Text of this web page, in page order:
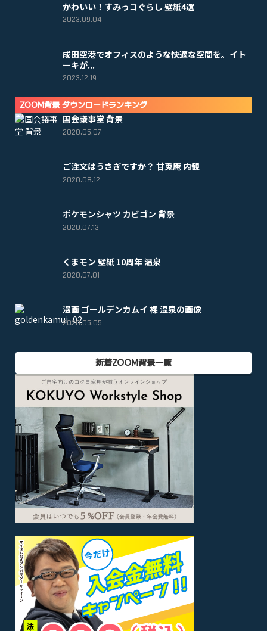
かわいい！すみっコぐらし 壁紙4選
2023.09.04
成田空港でオフィスのような快適な空間を。イト
ーキが...
2023.12.19
ZOOM背景 ダウンロードランキング
国会議事堂 背景
2020.05.07
ご注文はうさぎですか？ 甘兎庵 内観
2020.08.12
ポケモンシャツ カビゴン 背景
2020.07.13
くまモン 壁紙 10周年 温泉
2020.07.01
漫画 ゴールデンカムイ 裸 温泉の画像
2020.05.05
新着ZOOM背景一覧